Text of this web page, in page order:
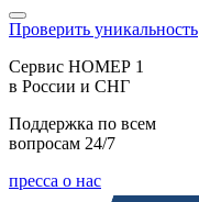
Проверить уникальность
Cервис НОМЕР 1
в России и СНГ
Поддержка по всем
вопросам 24/7
пресса о нас